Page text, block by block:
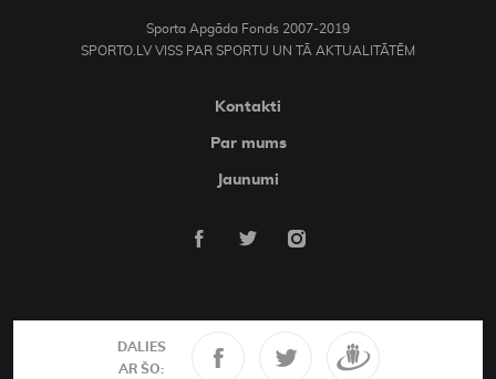
DALIES
AR ŠO:
Sporta Apgāda Fonds 2007-2019
SPORTO.LV VISS PAR SPORTU UN TĀ AKTUALITĀTĒM
Kontakti
Par mums
Jaunumi